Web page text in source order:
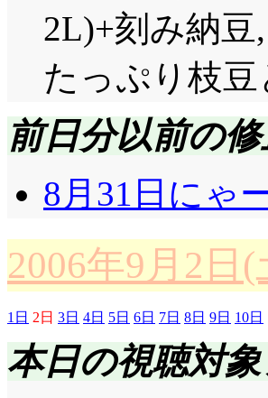
2L)+刻み納
たっぷり枝
前日分以前の
8月31日にゃ
2006年9月2日(
1日 2日 3日 4日 5日 6日 7日 8日 9日 10日
本日の視聴対